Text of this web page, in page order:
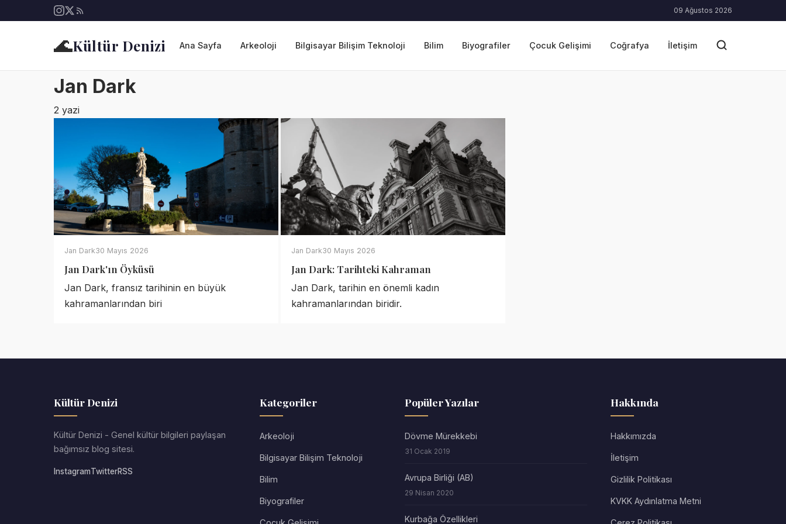
09 Ağustos 2026
🌊Kültür Denizi Ana Sayfa Arkeoloji Bilgisayar Bilişim Teknoloji Bilim Biyografiler Çocuk Gelişimi Coğrafya İletişim
Jan Dark
2 yazi
Jan Dark30 Mayıs 2026
Jan Dark'ın Öyküsü
Jan Dark, fransız tarihinin en büyük
kahramanlarından biri
Jan Dark30 Mayıs 2026
Jan Dark: Tarihteki Kahraman
Jan Dark, tarihin en önemli kadın
kahramanlarından biridir.
Kültür Denizi
Kültür Denizi - Genel kültür bilgileri paylaşan
bağımsız blog sitesi.
InstagramTwitterRSS
Kategoriler
Arkeoloji
Bilgisayar Bilişim Teknoloji
Bilim
Biyografiler
Popüler Yazılar
Dövme Mürekkebi
31 Ocak 2019
Avrupa Birliği (AB)
29 Nisan 2020
Kurbağa Özellikleri
Hakkında
Hakkımızda
İletişim
Gizlilik Politikası
KVKK Aydınlatma Metni